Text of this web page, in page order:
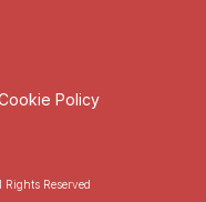
Policy
Reserved